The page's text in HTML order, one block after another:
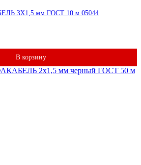
3Х1,5 мм ГОСТ 10 м 05044
В корзину